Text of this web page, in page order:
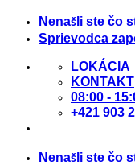
Skip
Nenašli ste čo
Sprievodca
LOKÁCIA
KONTAKT
08:00 -
+421 903
Nenašli ste čo